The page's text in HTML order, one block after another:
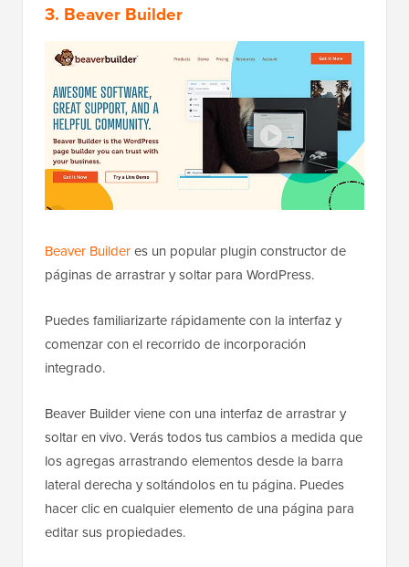
3. Beaver Builder
Beaver Builderes un popular plugin constructor de
páginas de arrastrar y soltar para WordPress.
Puedes familiarizarte rápidamente con la interfaz y
comenzar con el recorrido de incorporación
integrado.
Beaver Builder viene con una interfaz de arrastrar y
soltar en vivo. Verás todos tus cambios a medida que
los agregas arrastrando elementos desde la barra
lateral derecha y soltándolos en tu página. Puedes
hacer clic en cualquier elemento de una página para
editar sus propiedades.